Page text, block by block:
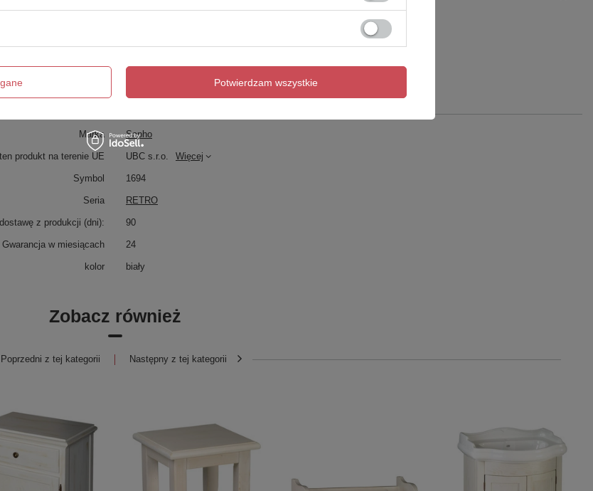
Marka Sapho
produkt na terenie UE UBC s.r.o. Więcej
Symbol 1694
Seria RETRO
z produkcji (dni): 90
Gwarancja w miesiącach 24
kolor biały
Zobacz również
Poprzedni z tej kategorii Następny z tej kategorii
Potwierdzam wszystkie